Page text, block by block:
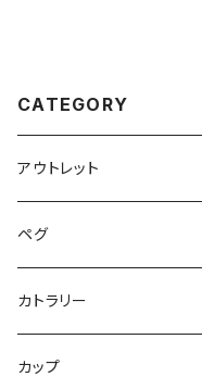
CATEGORY
アウトレット
ペグ
標準タイプ
超軽量タイプ
カトラリー
カップ